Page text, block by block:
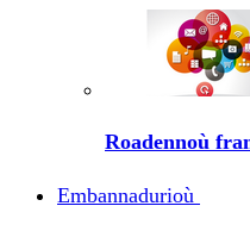
Roadennoù
Embannadurioù